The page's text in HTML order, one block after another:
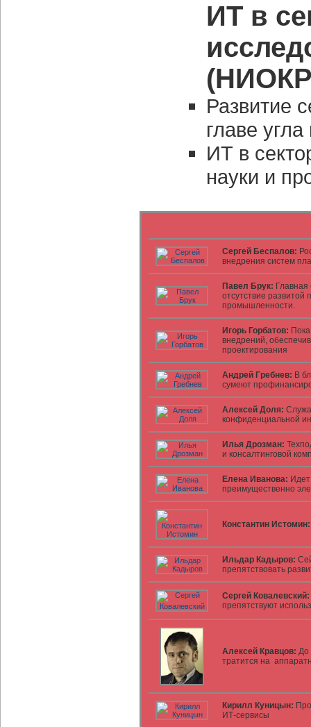
ИТ в
Развитие
главе
ИТ в
науки и
Сергей Беспалов:
внедрения систем
Павел Брук:
отсутствие развитой
промышленности.
Игорь Горбатов:
внедрений,
проектирования
Андрей Гребнев: В
сумеют
Алексей Доля:
конфиденциальной
Илья Дрозман:
и консалтинговой
Елена Иванова:
преимущественно
Константин Истомин:
Ильдар Кадыров:
препятствовать
Сергей Ковалевский:
препятствуют
Алексей Кравцов: До
тратится на
Кирилл Куницын:
ИТ-сервисы